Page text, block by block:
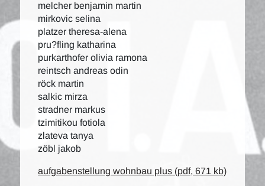
melcher benjamin martin
mirkovic selina
platzer theresa-alena
pru?fling katharina
purkarthofer olivia ramona
reintsch andreas odin
röck martin
salkic mirza
stradner markus
tzimitikou fotiola
zlateva tanya
zöbl jakob
aufgabenstellung wohnbau plus (pdf, 671 kb)